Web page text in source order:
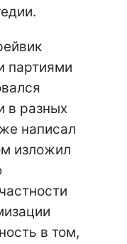
партиями
в разных
написал
изложил
в том,